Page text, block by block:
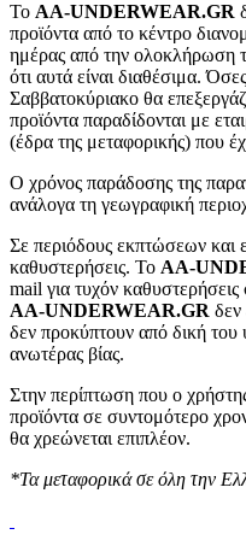
To AA-UNDERWEAR.GR
προϊόντα από το κέντρο
ημέρας από την ολοκλήρωση
ότι αυτά είναι διαθέσιμα.
Σαββατοκύριακο θα
προϊόντα παραδίδονται με
(έδρα της μεταφορικής) που
Ο χρόνος παράδοσης της
ανάλογα τη γεωγραφική
Σε περιόδους εκπτώσεων και
καθυστερήσεις. Το AA-
mail για τυχόν
AA-UNDERWEAR.GR δεν
δεν προκύπτουν από δική του
ανωτέρας βίας.
Στην περίπτωση που ο
προϊόντα σε συντομότερο
θα χρεώνεται επιπλέον.
*Τα μεταφορικά σε όλη την